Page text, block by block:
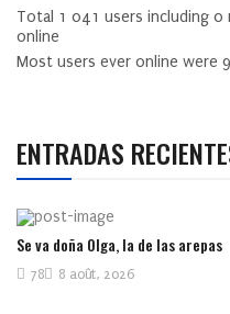
Total 1 041 users including 0
online
Most users ever online were
ENTRADAS
Se va doña Olga, la de las arepas
8 août, 2026
78